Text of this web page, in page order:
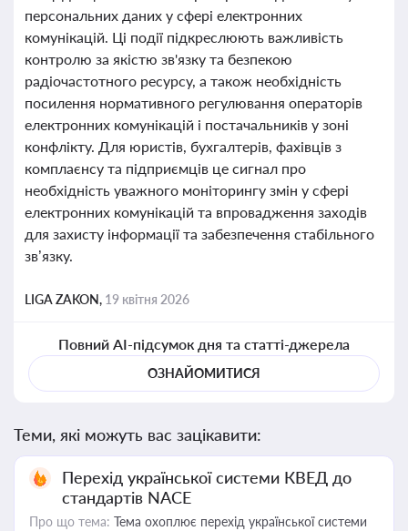
персональних даних у сфері електронних
комунікацій. Ці події підкреслюють важливість
контролю за якістю зв'язку та безпекою
радіочастотного ресурсу, а також необхідність
посилення нормативного регулювання операторів
електронних комунікацій і постачальників у зоні
конфлікту. Для юристів, бухгалтерів, фахівців з
комплаєнсу та підприємців це сигнал про
необхідність уважного моніторингу змін у сфері
електронних комунікацій та впровадження заходів
для захисту інформації та забезпечення стабільного
зв’язку.
LIGA ZAKON, 19 квітня 2026
Повний AI-підсумок дня та статті-джерела
ОЗНАЙОМИТИСЯ
Теми, які можуть вас зацікавити:
Перехід української системи КВЕД до
стандартів NACE
Про що тема: Тема охоплює перехід української системи